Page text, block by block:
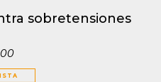
sobretensiones